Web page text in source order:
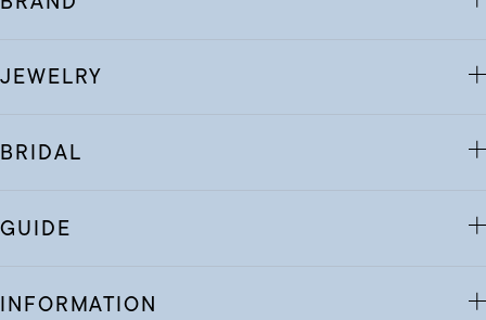
JEWELRY
BRIDAL
GUIDE
INFORMATION